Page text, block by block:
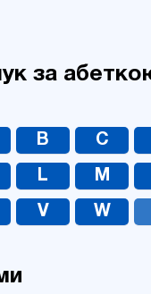
за
B C
L M
V W